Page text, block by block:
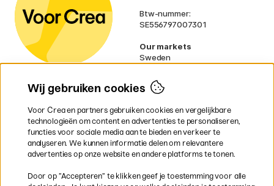
Btw-nummer:
SE556797007301
Our markets
Sweden
Denmark
Finland
Ireland
Germany
UK
EU
gelden voor volumineuze producten.
Wij gebruiken cookies
Voor Crea en partners gebruiken cookies en vergelijkbare
technologieën om content en advertenties te personaliseren,
functies voor sociale media aan te bieden en verkeer te
analyseren. We kunnen informatie delen om relevantere
advertenties op onze website en andere platforms te tonen.
Door op ”Accepteren” te klikken geef je toestemming voor alle